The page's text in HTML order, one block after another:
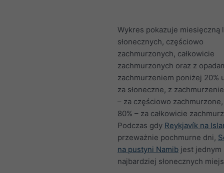
Wykres pokazuje miesięczną
słonecznych, częściowo
zachmurzonych, całkowicie
zachmurzonych oraz z
zachmurzeniem poniżej 20%
za słoneczne, z
– za częściowo
80% – za całkowicie
Podczas gdy Reykjavík na
przeważnie pochmurne dni,
na pustyni Namib jest jednym
najbardziej słonecznych